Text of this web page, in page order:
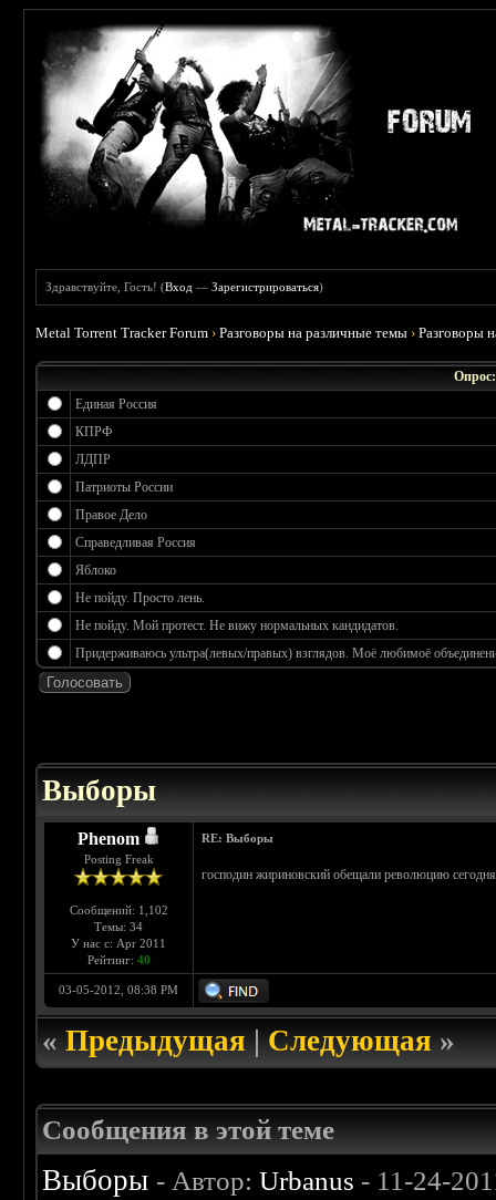
Здравствуйте, Гость! (Вход —Зарегистрироваться)
Metal Torrent Tracker Forum ›Разговоры на различные темы ›Разговоры
Опрос:
Единая Россия
КПРФ
ЛДПР
Патриоты России
Правое Дело
Справедливая Россия
Яблоко
Не пойду. Просто лень.
Не пойду. Мой протест. Не вижу нормальных кандидатов.
Придерживаюсь ультра(левых/правых) взглядов. Моё любимоё
Выборы
Phenom
Posting Freak
Сообщений: 1,102
Темы: 34
У нас с: Apr 2011
Рейтинг: 40
RE: Выборы
господин жириновский обещали революцию
03-05-2012, 08:38 PM
«Предыдущая|Следующая»
Сообщения в этой теме
Выборы - Автор:Urbanus - 11-24-